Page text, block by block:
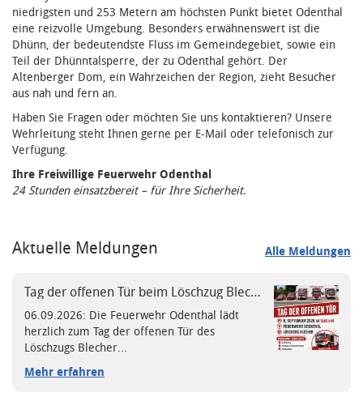
niedrigsten und 253 Metern am höchsten Punkt bietet Odenthal
eine reizvolle Umgebung. Besonders erwähnenswert ist die
Dhünn, der bedeutendste Fluss im Gemeindegebiet, sowie ein
Teil der Dhünntalsperre, der zu Odenthal gehört. Der
Altenberger Dom, ein Wahrzeichen der Region, zieht Besucher
aus nah und fern an.
Haben Sie Fragen oder möchten Sie uns kontaktieren? Unsere
Wehrleitung steht Ihnen gerne per E-Mail oder telefonisch zur
Verfügung.
Ihre Freiwillige Feuerwehr Odenthal
24 Stunden einsatzbereit – für Ihre Sicherheit.
Alle Meldungen
Aktuelle Meldungen
Tag der offenen Tür beim Löschzug Blecher
06.09.2026: Die Feuerwehr Odenthal lädt
herzlich zum Tag der offenen Tür des
Löschzugs Blecher...
Mehr erfahren